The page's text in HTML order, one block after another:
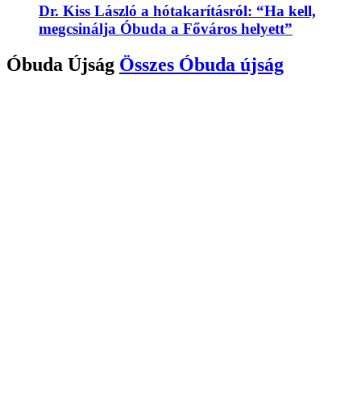
Dr. Kiss László a hótakarításról: “Ha kell,
megcsinálja Óbuda a Főváros helyett”
Óbuda Újság Összes Óbuda újság